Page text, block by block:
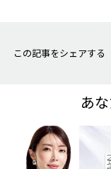
この記事をシェアする
あ